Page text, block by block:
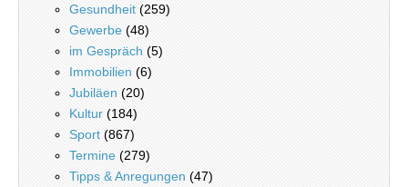
Gesundheit (259)
Gewerbe (48)
im Gespräch (5)
Immobilien (6)
Jubiläen (20)
Kultur (184)
Sport (867)
Termine (279)
Tipps & Anregungen (47)